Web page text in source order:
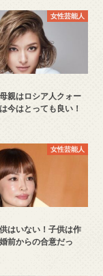
女性芸能人
親はロシア人クォー
今はとっても良い！
女性芸能人
はいない！子供は作
前からの合意だっ